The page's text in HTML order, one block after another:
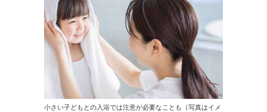
小さい子どもとの入浴では注意が必要なことも（写真はイメ